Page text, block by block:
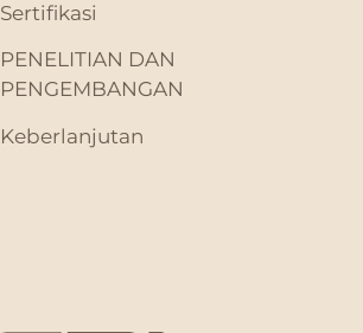
Sertifikasi
PENELITIAN DAN
PENGEMBANGAN
Keberlanjutan